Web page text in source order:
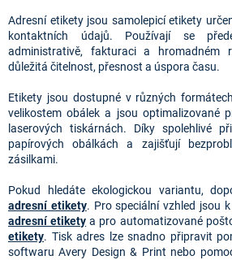
a
c
í
p
v
k
y
v
i
s
u
v
á
n
í
Adresní etikety jsou samolepicí etikety
kontaktních údajů. Používají se
administrativě, fakturaci a hromadném
důležitá čitelnost, přesnost a úspora času.
Etikety jsou dostupné v různých
velikostem obálek a jsou optimalizované
laserových tiskárnách. Díky spolehlivé
papírových obálkách a zajišťují
zásilkami.
Pokud hledáte ekologickou variantu,
adresní etikety. Pro speciální vzhled jsou
adresní etikety a pro automatizované
etikety. Tisk adres lze snadno připravit
softwaru Avery Design & Print nebo